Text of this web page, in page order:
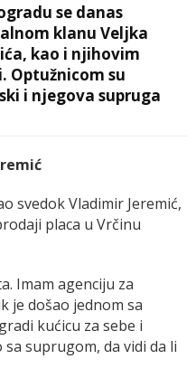
se danas
klanu Veljka
kao i njihovim
Optužnicom su
i njegova supruga
svedok Vladimir Jeremić,
placa u Vrčinu
Imam agenciju za
je došao jednom sa
kućicu za sebe i
suprugom, da vidi da li